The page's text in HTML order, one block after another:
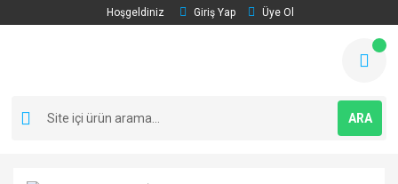
Hoşgeldiniz Giriş Yap Üye Ol
ARA